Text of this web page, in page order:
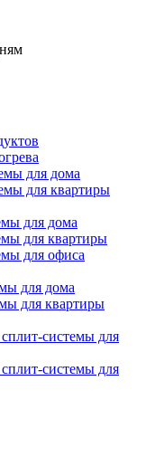
для дома
для квартиры
для дома
для квартиры
для офиса
для дома
для квартиры
системы для
системы для